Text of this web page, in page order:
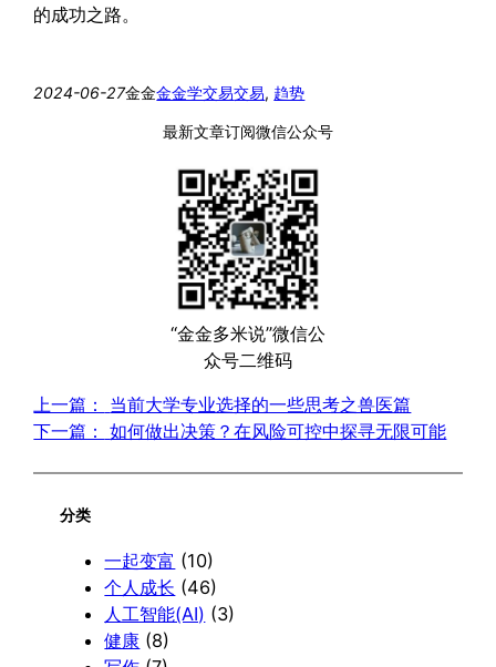
的成功之路。
2024-06-27金金金金学交易交易, 趋势
最新文章订阅微信公众号
“金金多米说”微信公
众号二维码
上一篇：
当前大学专业选择的一些思考之兽医篇
下一篇：
如何做出决策？在风险可控中探寻无限可能
分类
一起变富 (10)
个人成长 (46)
人工智能(AI) (3)
健康 (8)